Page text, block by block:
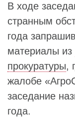
В ходе
странным
года
материалы из
прокуратуры,
жалобе
заседание
года.